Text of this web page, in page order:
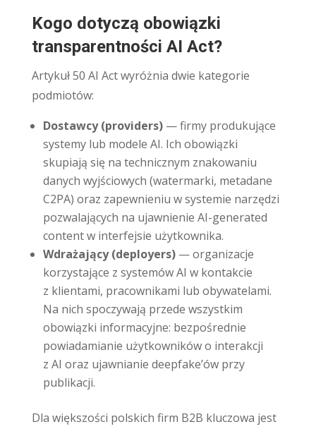
Kogo dotyczą obowiązki
transparentności AI Act?
Artykuł 50 AI Act wyróżnia dwie kategorie
podmiotów:
Dostawcy (providers)— firmy produkujące
systemy lub modele AI. Ich obowiązki
skupiają się na technicznym znakowaniu
danych wyjściowych (watermarki, metadane
C2PA) oraz zapewnieniu w systemie narzędzi
pozwalających na ujawnienie AI-generated
content w interfejsie użytkownika.
Wdrażający (deployers)— organizacje
korzystające z systemów AI w kontakcie
z klientami, pracownikami lub obywatelami.
Na nich spoczywają przede wszystkim
obowiązki informacyjne: bezpośrednie
powiadamianie użytkowników o interakcji
z AI oraz ujawnianie deepfake’ów przy
publikacji.
Dla większości polskich firm B2B kluczowa jest